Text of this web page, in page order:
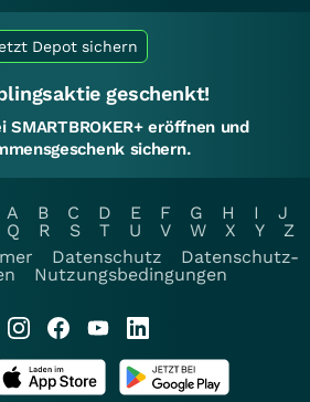
Depot sichern
geschenkt!
eröffnen und
sichern.
A B C D E F G H I
J
Q R S T U V W X Y
Z
Datenschutz
Datenschutz-
Nutzungsbedingungen